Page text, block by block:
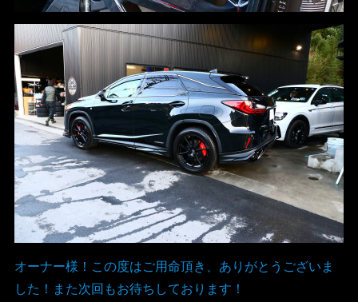
オーナー様！この度はご用命頂き、ありがとうございま
した！また次回もお待ちしております！